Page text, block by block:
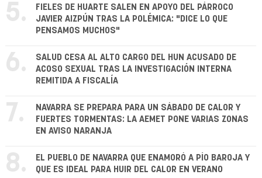
5.
FIELES DE HUARTE SALEN EN APOYO DEL PÁRROCO
JAVIER AIZPÚN TRAS LA POLÉMICA: "DICE LO QUE
PENSAMOS MUCHOS"
6.
SALUD CESA AL ALTO CARGO DEL HUN ACUSADO DE
ACOSO SEXUAL TRAS LA INVESTIGACIÓN INTERNA
REMITIDA A FISCALÍA
7.
NAVARRA SE PREPARA PARA UN SÁBADO DE CALOR Y
FUERTES TORMENTAS: LA AEMET PONE VARIAS ZONAS
EN AVISO NARANJA
8.
EL PUEBLO DE NAVARRA QUE ENAMORÓ A PÍO BAROJA Y
QUE ES IDEAL PARA HUIR DEL CALOR EN VERANO